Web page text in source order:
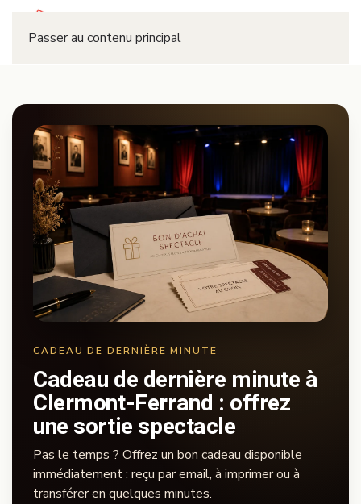
Passer au contenu principal
CADEAU DE DERNIÈRE MINUTE
Cadeau de dernière minute à
Clermont-Ferrand : offrez
une sortie spectacle
Pas le temps ? Offrez un bon cadeau disponible
immédiatement : reçu par email, à imprimer ou à
transférer en quelques minutes.